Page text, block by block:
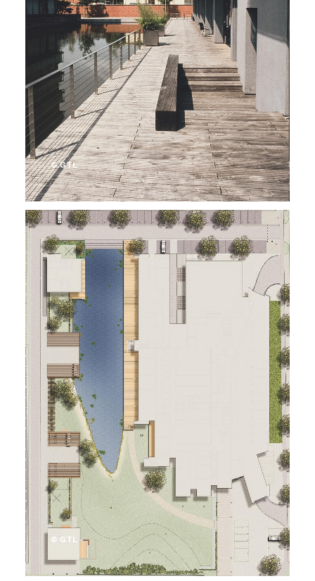
© GTL
© GTL